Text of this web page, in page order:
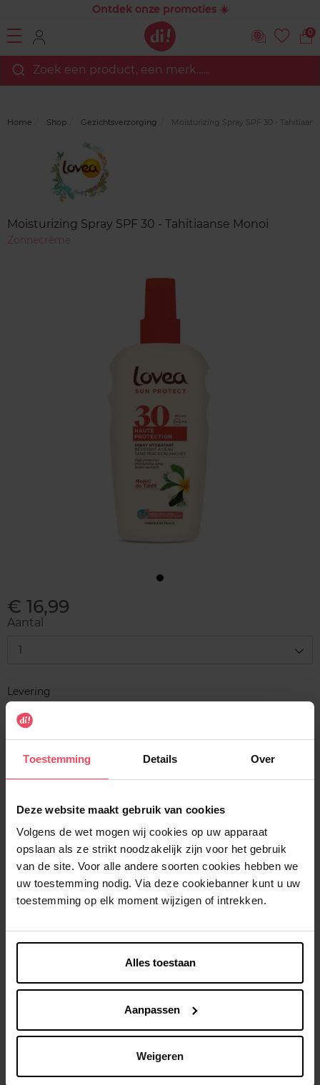
Toestemming Details Over
Deze website maakt gebruik van cookies
Volgens de wet mogen wij cookies op uw apparaat
opslaan als ze strikt noodzakelijk zijn voor het gebruik
van de site. Voor alle andere soorten cookies hebben we
uw toestemming nodig. Via deze cookiebanner kunt u uw
toestemming op elk moment wijzigen of intrekken.
Alles toestaan
Aanpassen
Weigeren
Ontdek onze promoties ☀️
0
Zoek een product, een merk…...
Home Shop Gezichtsverzorging Moisturizing Spray SPF 30 -
Moisturizing Spray SPF 30 - Tahitiaanse Monoi
Zonnecrème
€ 16,99
Aantal
1
Levering
Voorradig
In winkelmandje
Gratis levering bij aankoop van min. 35€.
Verzending binnen 24u
Beschrijving
Klantereview
Nog iets vergeten ?